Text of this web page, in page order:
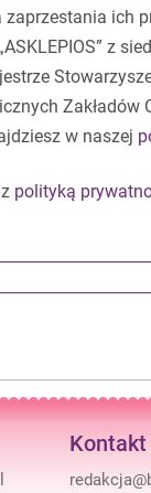
zaprzestania ich
z
Zakładów
w naszej
polityką